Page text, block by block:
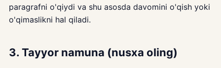
paragrafni o'qiydi va shu asosda davomini o'qish yoki
o'qimaslikni hal qiladi.
3. Tayyor namuna (nusxa oling)